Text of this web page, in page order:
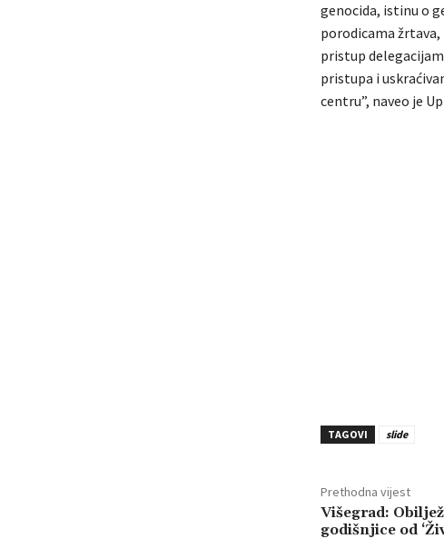
genocida, istinu o
porodicama žrtava,
pristup
pristupa i
centru”, naveo je
TAGOVI slide
Prethodna vijest
Višegrad:
godišnjice od